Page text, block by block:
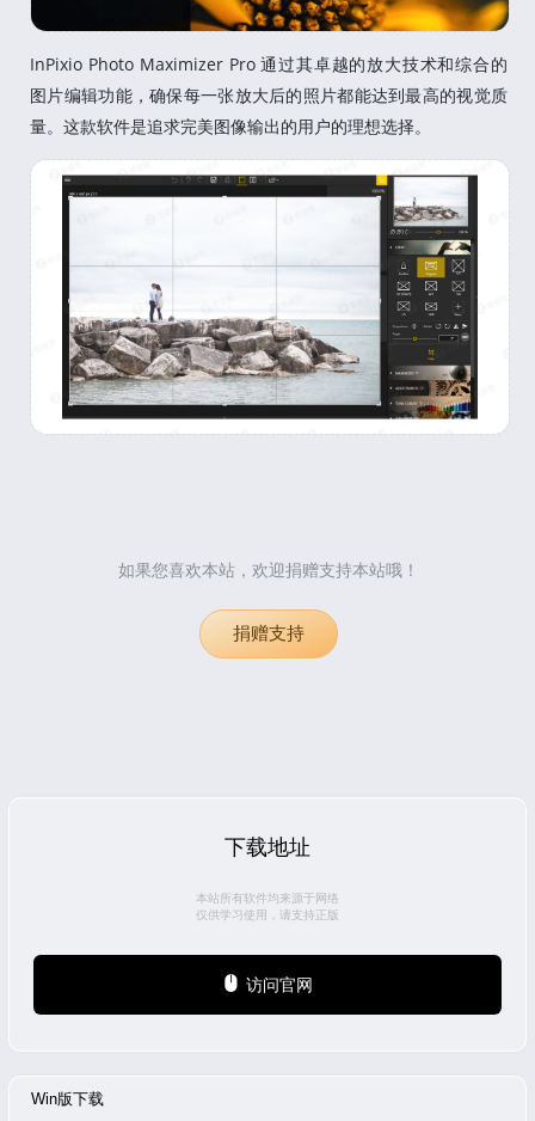
InPixio Photo Maximizer Pro 通过其卓越的放大技术和综合的
图片编辑功能，确保每一张放大后的照片都能达到最高的视觉质
量。这款软件是追求完美图像输出的用户的理想选择。
如果您喜欢本站，欢迎捐赠支持本站哦！
捐赠支持
下载地址
本站所有软件均来源于网络
仅供学习使用，请支持正版
访问官网
Win版下载